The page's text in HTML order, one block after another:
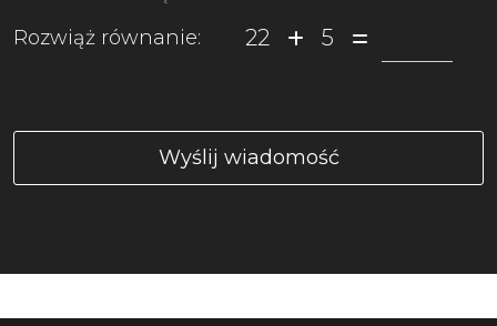
Rozwiąż równanie: 22 5